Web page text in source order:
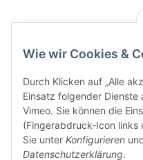
Wie wir Cookies &
Durch Klicken auf „Alle
Einsatz folgender Dienste
Vimeo. Sie können die
(Fingerabdruck-Icon links
Sie unter Konfigurieren
Datenschutzerklärung.